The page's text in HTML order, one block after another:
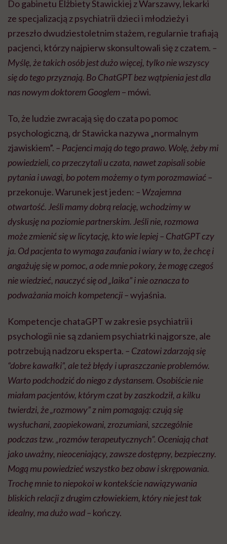
Do gabinetu Elżbiety Stawickiej z Warszawy, lekarki
ze specjalizacją z psychiatrii dzieci i młodzieży i
przeszło dwudziestoletnim stażem, regularnie trafiają
pacjenci, którzy najpierw skonsultowali się z czatem. –
Myślę, że takich osób jest dużo więcej, tylko nie wszyscy
się do tego przyznają. Bo ChatGPT bez wątpienia jest dla
nas nowym doktorem Googlem – mówi.
To, że ludzie zwracają się do czata po pomoc
psychologiczną, dr Stawicka nazywa „normalnym
zjawiskiem”. – Pacjenci mają do tego prawo. Wolę, żeby mi
powiedzieli, co przeczytali u czata, nawet zapisali sobie
pytania i uwagi, bo potem możemy o tym porozmawiać –
przekonuje. Warunek jest jeden: – Wzajemna
otwartość. Jeśli mamy dobrą relację, wchodzimy w
dyskusję na poziomie partnerskim. Jeśli nie, rozmowa
może zmienić się w licytację, kto wie lepiej – ChatGPT czy
ja. Od pacjenta to wymaga zaufania i wiary w to, że chcę i
angażuję się w pomoc, a ode mnie pokory, że mogę czegoś
nie wiedzieć, nauczyć się od „laika” i nie oznacza to
podważania moich kompetencji –wyjaśnia.
Kompetencje chataGPT w zakresie psychiatrii i
psychologii nie są zdaniem psychiatrki najgorsze, ale
potrzebują nadzoru eksperta. – Czatowi zdarzają się
“dobre kawałki”, ale też błędy i upraszczanie problemów.
Warto podchodzić do niego z dystansem. Osobiście nie
miałam pacjentów, którym czat by zaszkodził, a kilku
twierdzi, że „rozmowy” z nim pomagają: czują się
wysłuchani, zaopiekowani, zrozumiani, szczególnie
podczas tzw. „rozmów terapeutycznych”. Oceniają chat
jako uważny, nieoceniający, zawsze dostępny, bezpieczny.
Mogą mu powiedzieć wszystko bez obaw i skrępowania.
Trochę mnie to niepokoi w kontekście nawiązywania
bliskich relacji z drugim człowiekiem, który nie jest tak
idealny, ma dużo wad – kończy.